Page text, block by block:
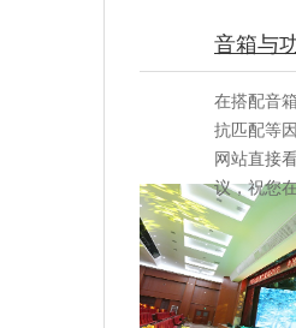
音箱与
在搭配音箱
抗匹配等
网站直接
议，祝